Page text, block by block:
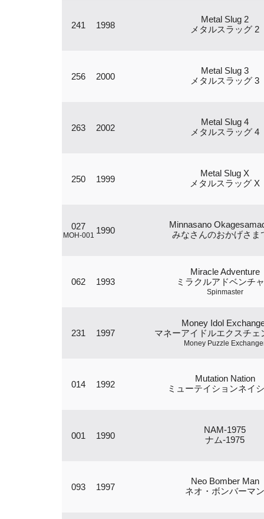
241 1998
Metal Slug 2
メタルスラッグ 2
256 2000
Metal Slug 3
メタルスラッグ 3
263 2002
Metal Slug 4
メタルスラッグ 4
250 1999
Metal Slug X
メタルスラッグ X
027
MOH-001 1990
Minnasano
みなさんのおかげさま
062 1993
Miracle Adventure
ミラクルアドベンチ
Spinmaster
231 1997
Money Idol
マネーアイドルエクスチェ
Money Puzzle
014 1992
Mutation Nation
ミューテイションネイ
001 1990
NAM-1975
ナム-1975
093 1997
Neo Bomber Man
ネオ・ボンバーマン